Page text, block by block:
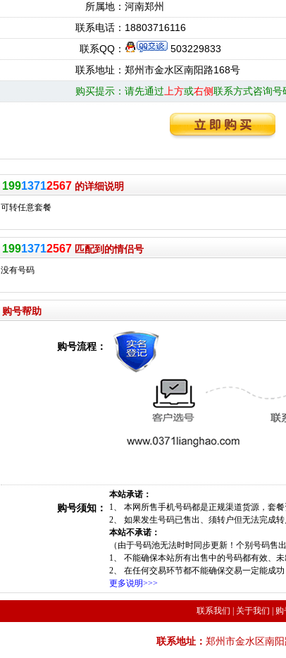
所属地： 河南郑州
联系电话： 18803716116
联系QQ：
503229833
联系地址： 郑州市金水区南阳路168号
购买提示： 请先通过 上方或右侧联系方式咨询号
19913712567 的详细说明
可转任意套餐
19913712567 匹配到的情侣号
没有号码
购号帮助
购号流程：
购号须知：
本站承诺：
1、 本网所售手机号码都是正规渠道货源，套
2、 如果发生号码已售出、须转户但无法完成
本站不承诺：
（由于号码池无法时时同步更新！个别号码售
1、 不能确保本站所有出售中的号码都有效、
2、 在任何交易环节都不能确保交易一定能成功
更多说明>>>
联系我们 关于我们 购
联系地址： 郑州市金水区南阳